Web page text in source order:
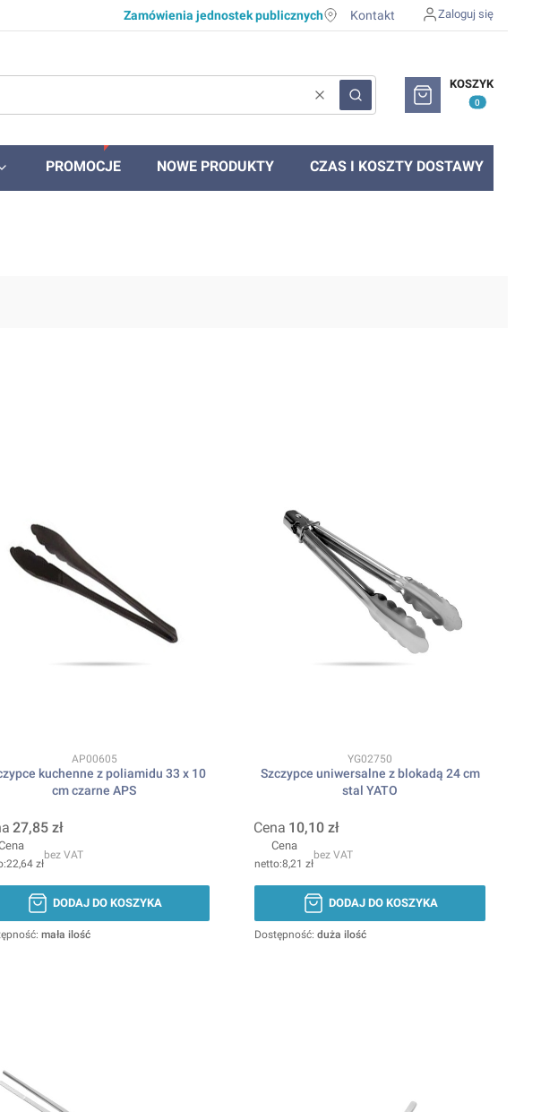
Zamówienia jednostek publicznych Kontakt Zaloguj się
WyczyśćSzukaj
Produkty w koszyku: 0.
KOSZYK
PROMOCJE NOWE PRODUKTY CZAS I KOSZTY DOSTAWY
Kod produktu
AP00605
kuchenne z poliamidu 33 x 10
cm czarne APS
27,85 zł
22,64 zł
bez VAT
DODAJ DO KOSZYKA
mała ilość
Kod produktu
YG02750
Szczypce uniwersalne z blokadą 24 cm
stal YATO
Cena 10,10 zł
Cena
8,21 zł
bez VAT
DODAJ DO KOSZYKA
Dostępność: duża ilość